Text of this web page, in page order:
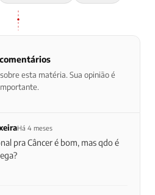
esta matéria. Sua opinião é
Há 4 meses
pra Câncer é bom, mas qdo é